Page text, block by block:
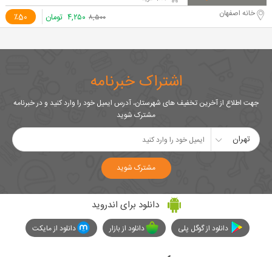
٪50 خانه اصفهان ۸,۵۰۰ ۴,۲۵۰ تومان
اشتراک خبرنامه
جهت اطلاع از آخرین تخفیف های شهرستان، آدرس ایمیل خود را وارد کنید و در خبرنامه
مشترک شوید
تهران
مشترک شوید
دانلود برای اندروید
دانلود از گوگل پلی دانلود از بازار دانلود از مایکت